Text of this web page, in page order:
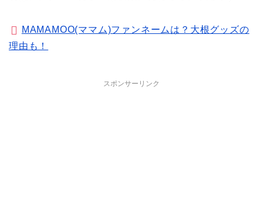
MAMAMOO(ママム)ファンネームは？大根グッズの
理由も！
スポンサーリンク